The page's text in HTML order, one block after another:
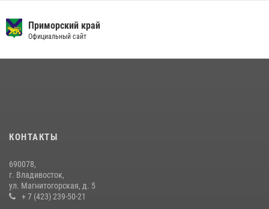
09 июля 2026, 06:08 2
08 июля 2026, 07:52
действия постояльца гостиницы
16 июля 2026, 01:13
Приморский край
Официальный сайт
КОНТАКТЫ
690078,
г. Владивосток,
ул. Магнитогорская, д. 5
+ 7 (423) 239-50-21